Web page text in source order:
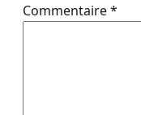
Commentaire*